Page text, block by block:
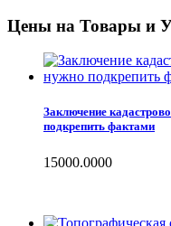
Цены на Товары и
Заключение
подкрепить фактами
15000.0000